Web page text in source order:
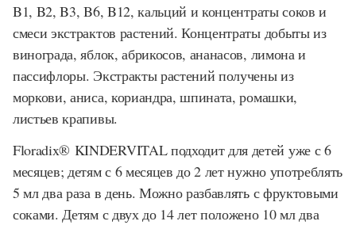
B1, B2, B3, B6, B12, кальций и концентраты соков и
смеси экстрактов растений. Концентраты добыты из
винограда, яблок, абрикосов, ананасов, лимона и
пассифлоры. Экстракты растений получены из
моркови, аниса, кориандра, шпината, ромашки,
листьев крапивы.
Floradix® KINDERVITAL подходит для детей уже с 6
месяцев; детям с 6 месяцев до 2 лет нужно употреблять
5 мл два раза в день. Можно разбавлять с фруктовыми
соками. Детям с двух до 14 лет положено 10 мл два